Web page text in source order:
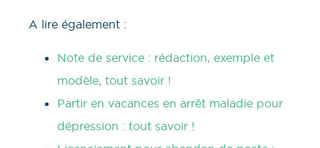
A lire également :
Note de service : rédaction, exemple et
modèle, tout savoir !
Partir en vacances en arrêt maladie pour
dépression : tout savoir !